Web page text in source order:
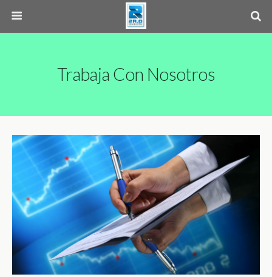
Trabaja Con Nosotros